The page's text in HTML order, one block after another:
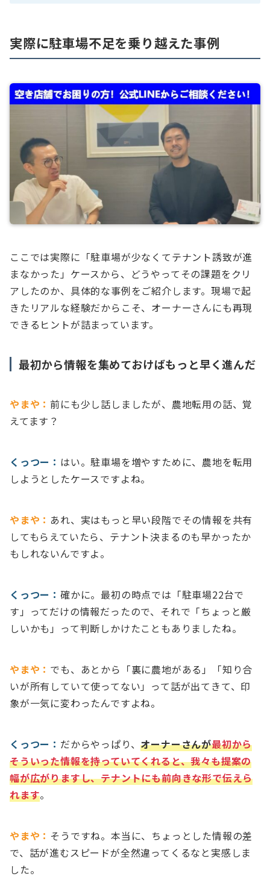
実際に駐車場不足を乗り越えた事例
ここでは実際に「駐車場が少なくてテナント誘致が進
まなかった」ケースから、どうやってその課題をクリ
アしたのか、具体的な事例をご紹介します。現場で起
きたリアルな経験だからこそ、オーナーさんにも再現
できるヒントが詰まっています。
最初から情報を集めておけばもっと早く進んだ
やまや：前にも少し話しましたが、農地転用の話、覚
えてます？
くっつー： はい。駐車場を増やすために、農地を転用
しようとしたケースですよね。
やまや： あれ、実はもっと早い段階でその情報を共有
してもらえていたら、テナント決まるのも早かったか
もしれないんですよ。
くっつー： 確かに。最初の時点では「駐車場22台で
す」ってだけの情報だったので、それで「ちょっと厳
しいかも」って判断しかけたこともありましたね。
やまや： でも、あとから「裏に農地がある」「知り合
いが所有していて使ってない」って話が出てきて、印
象が一気に変わったんですよね。
くっつー： だからやっぱり、オーナーさんが最初から
そういった情報を持っていてくれると、我々も提案の
幅が広がりますし、テナントにも前向きな形で伝えら
れます。
やまや： そうですね。本当に、ちょっとした情報の差
で、話が進むスピードが全然違ってくるなと実感しま
した。